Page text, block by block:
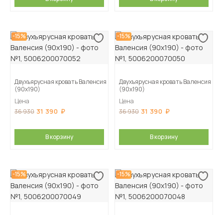
-15%
Двухъярусная кровать Валенсия
(90х190)
Цена
36 930 31 390
В корзину
-15%
Двухъярусная кровать Валенсия
(90х190)
Цена
36 930 31 390
В корзину
-15% -15%